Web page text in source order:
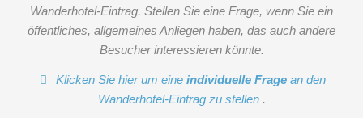
Wanderhotel-Eintrag. Stellen Sie eine Frage, wenn Sie ein
öffentliches, allgemeines Anliegen haben, das auch andere
Besucher interessieren könnte.
Klicken Sie hier um eineindividuelle Frage an den
Wanderhotel-Eintrag zu stellen .